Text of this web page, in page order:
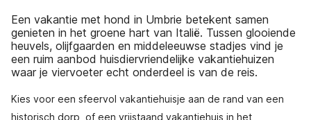
Een vakantie met hond in Umbrie betekent samen
genieten in het groene hart van Italië. Tussen glooiende
heuvels, olijfgaarden en middeleeuwse stadjes vind je
een ruim aanbod huisdiervriendelijke vakantiehuizen
waar je viervoeter echt onderdeel is van de reis.
Kies voor een sfeervol vakantiehuisje aan de rand van een
historisch dorp, of een vrijstaand vakantiehuis in het